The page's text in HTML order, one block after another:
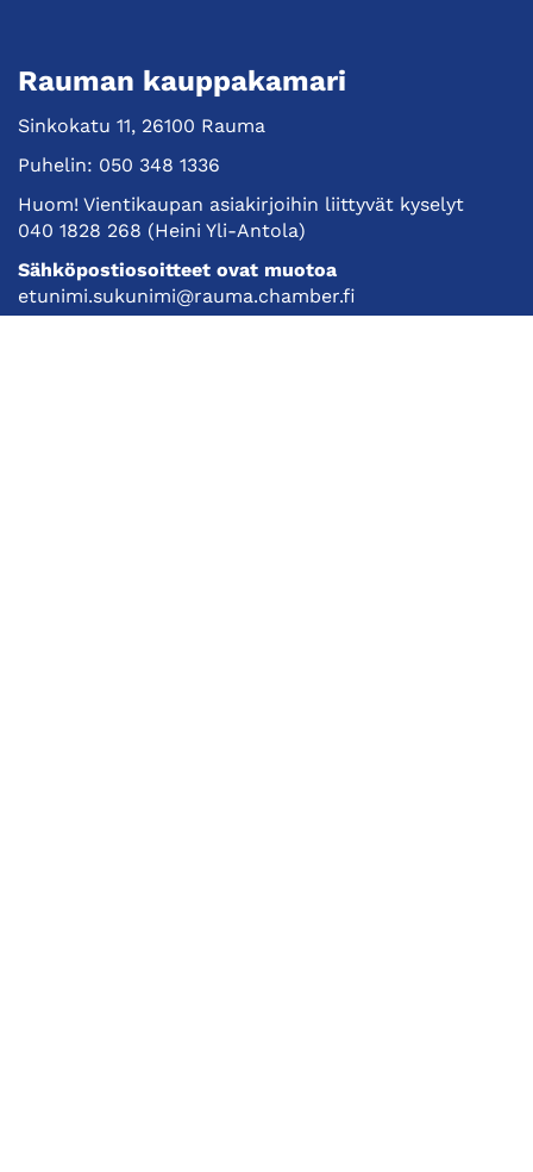
Rauman kauppakamari
Sinkokatu 11, 26100 Rauma
Puhelin: 050 348 1336
Huom! Vientikaupan asiakirjoihin liittyvät kyselyt
040 1828 268 (Heini Yli-Antola)
Sähköpostiosoitteet ovat muotoa
etunimi.sukunimi@rauma.chamber.fi